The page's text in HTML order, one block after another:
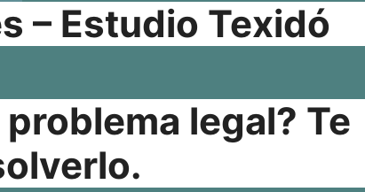
– Estudio Texidó
legal? Te